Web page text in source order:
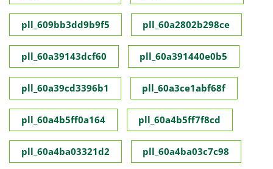
pll_609bb3dd9b9f5 pll_60a2802b298ce
pll_60a39143dcf60 pll_60a391440e0b5
pll_60a39cd3396b1 pll_60a3ce1abf68f
pll_60a4b5ff0a164 pll_60a4b5ff7f8cd
pll_60a4ba03321d2 pll_60a4ba03c7c98